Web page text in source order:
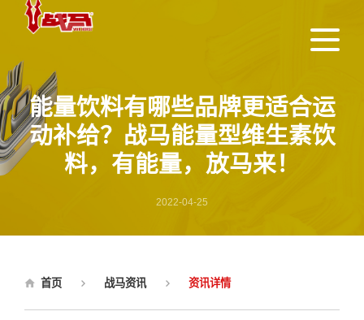
能量饮料有哪些品牌更适合运
动补给？战马能量型维生素饮
料，有能量，放马来！
2022-04-25
首页 战马资讯 资讯详情